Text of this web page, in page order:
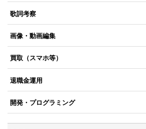
歌詞考察
画像・動画編集
買取（スマホ等）
退職金運用
開発・プログラミング